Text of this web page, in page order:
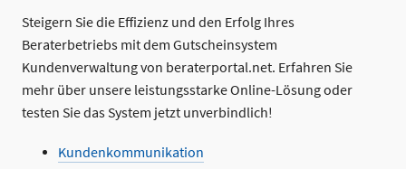
Steigern Sie die Effizienz und den Erfolg Ihres
Beraterbetriebs mit dem Gutscheinsystem
Kundenverwaltung von beraterportal.net. Erfahren Sie
mehr über unsere leistungsstarke Online-Lösung oder
testen Sie das System jetzt unverbindlich!
Kundenkommunikation